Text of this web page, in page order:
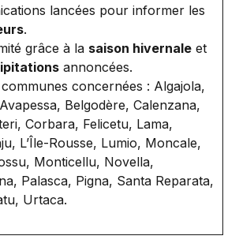
lancées pour informer les
.
grâce à la saison hivernale et
annoncées.
communes concernées : Algajola,
Belgodère, Calenzana,
Corbara, Felicetu, Lama,
L’Île-Rousse, Lumio, Moncale,
Monticellu, Novella,
Palasca, Pigna, Santa Reparata,
Urtaca.